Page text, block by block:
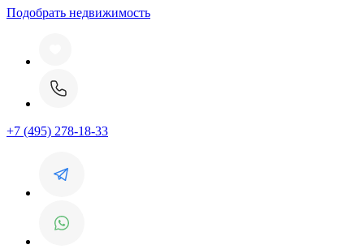
Подобрать недвижимость
+7 (495) 278-18-33